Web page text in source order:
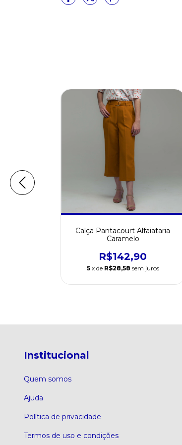
Calça Pantacourt Alfaiataria
Caramelo
R$142,90
5 x de R$28,58 sem juros
Institucional
Quem somos
Ajuda
Política de privacidade
Termos de uso e condições